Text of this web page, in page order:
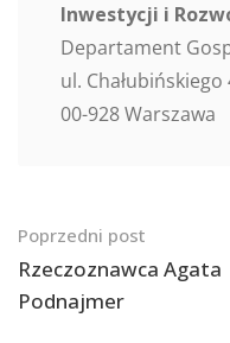
Inwestycji i
Departament
ul. Chałubińskiego
00-928 Warszawa
Nawigacja
po
postach
Poprzedni post
Rzeczoznawca Agata
Podnajmer